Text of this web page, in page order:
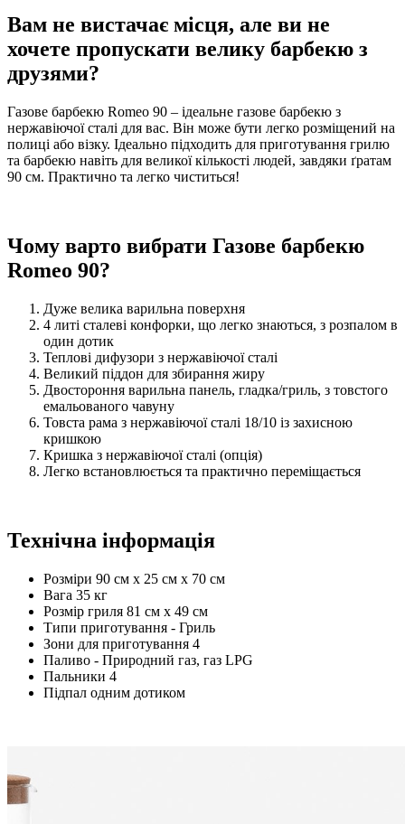
Вам не вистачає місця, але ви не
хочете пропускати велику барбекю з
друзями?
Газове барбекю Romeo 90 – ідеальне газове барбекю з
нержавіючої сталі для вас. Він може бути легко розміщений на
полиці або візку. Ідеально підходить для приготування грилю
та барбекю навіть для великої кількості людей, завдяки ґратам
90 см. Практично та легко чиститься!
Чому варто вибрати Газове барбекю
Romeo 90?
Дуже велика варильна поверхня
4 литі сталеві конфорки, що легко знаються, з розпалом в
один дотик
Теплові дифузори з нержавіючої сталі
Великий піддон для збирання жиру
Двостороння варильна панель, гладка/гриль, з товстого
емальованого чавуну
Товста рама з нержавіючої сталі 18/10 із захисною
кришкою
Кришка з нержавіючої сталі (опція)
Легко встановлюється та практично переміщається
Технічна інформація
Розміри 90 см x 25 см x 70 см
Вага 35 кг
Розмір гриля 81 см x 49 см
Типи приготування - Гриль
Зони для приготування 4
Паливо - Природний газ, газ LPG
Пальники 4
Підпал одним дотиком